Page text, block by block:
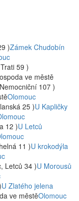
)Zámek Chudobín
59 )
ve městě
107 )
Olomouc
25 )U Kapličky
12 )U Letců
11 )U krokodýla
Letců 34 )U Morousů
U Zlatého jelena
ve městěOlomouc